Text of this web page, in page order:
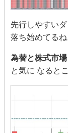
先行しやすい
落ち始めてるね
為替と株式市場
と気に なると